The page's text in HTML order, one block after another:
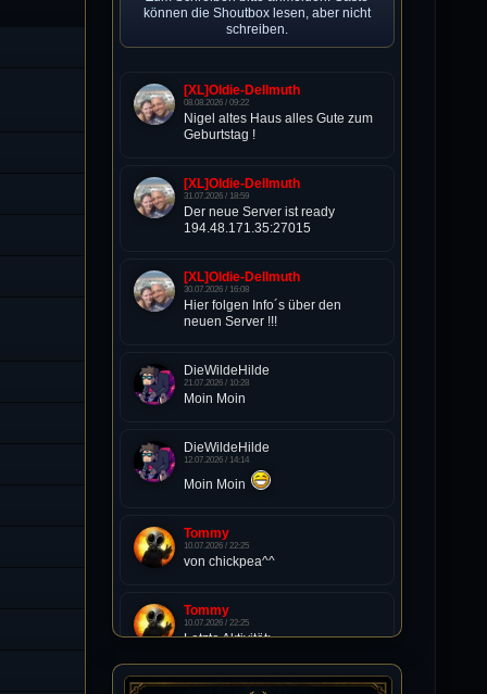
können die Shoutbox lesen, aber nicht
schreiben.
[XL]Oldie-Dellmuth
08.08.2026 / 09:22
Nigel altes Haus alles Gute zum
Geburtstag !
[XL]Oldie-Dellmuth
31.07.2026 / 18:59
Der neue Server ist ready
194.48.171.35:27015
[XL]Oldie-Dellmuth
30.07.2026 / 16:08
Hier folgen Info´s über den
neuen Server !!!
DieWildeHilde
21.07.2026 / 10:28
Moin Moin
DieWildeHilde
12.07.2026 / 14:14
Moin Moin
Tommy
10.07.2026 / 22:25
von chickpea^^
Tommy
10.07.2026 / 22:25
Letzte Aktivität: